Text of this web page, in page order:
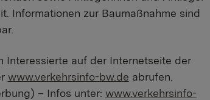
Informationen zur Baumaßnahme sind
Interessierte auf der Internetseite der
www.verkehrsinfo-bw.de abrufen.
– Infos unter: www.verkehrsinfo-